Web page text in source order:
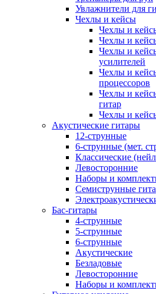
Увлажнители для
Чехлы и кейсы
Чехлы и
Чехлы и
Чехлы и
усилителей
Чехлы и
процессоров
Чехлы и
гитар
Чехлы и
Акустические гитары
12-струнные
6-струнные (мет.
Классические
Левосторонние
Наборы и
Семиструнные
Бас-гитары
4-струнные
5-струнные
6-струнные
Акустические
Безладовые
Левосторонние
Наборы и